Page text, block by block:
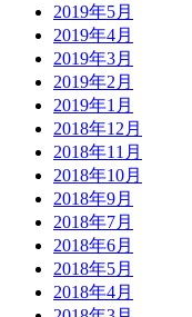
2019年5月
2019年4月
2019年3月
2019年2月
2019年1月
2018年12月
2018年11月
2018年10月
2018年9月
2018年7月
2018年6月
2018年5月
2018年4月